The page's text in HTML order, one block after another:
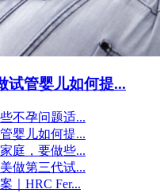
试管婴儿如何提...
不孕问题适...
婴儿如何提...
庭，要做些...
做第三代试...
｜HRC Fer...